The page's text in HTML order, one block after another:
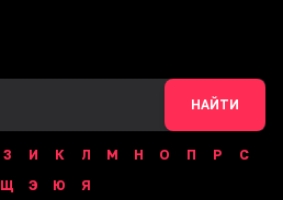
НАЙТИ
З И К Л М Н О П Р
С
Щ Э Ю
Я